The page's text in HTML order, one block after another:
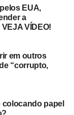
EUA,
a
VÍDEO!
em outros
“corrupto,
colocando papel